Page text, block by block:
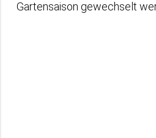
Gartensaison gewechselt